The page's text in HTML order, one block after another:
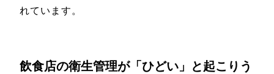
れています。
飲食店の衛生管理が「ひどい」と起こりう